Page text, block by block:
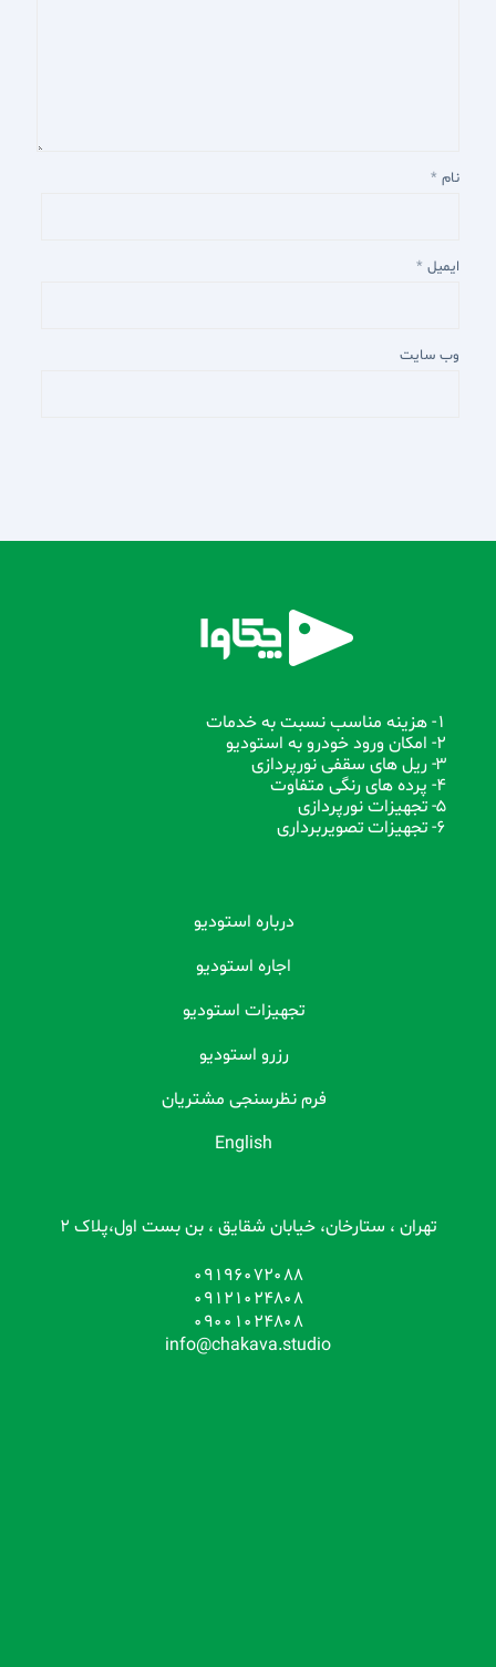
نام *
ایمیل *
وب‌ سایت
1- هزینه مناسب نسبت به خدمات
2- امکان ورود خودرو به استودیو
3- ریل های سقفی نورپردازی
4- پرده های رنگی متفاوت
5- تجهیزات نورپردازی
6- تجهیزات تصویربرداری
درباره استودیو
اجاره استودیو
تجهیزات استودیو
رزرو استودیو
فرم نظرسنجی مشتریان
English
تهران ، ستارخان، خیابان شقایق ، بن بست اول،پلاک 2
09196072088
09121024808
09001024808
info@chakava.studio